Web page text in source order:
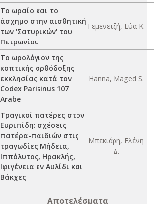
Το ωραίο και το
άσχημο στην αισθητική
των 'Σατυρικών' του
Πετρωνίου
Γεμενετζή, Εύα Κ.
Το ωρολόγιον της
κοπτικής ορθόδοξης
εκκλησίας κατά τον
Codex Parisinus 107
Arabe
Hanna, Maged S.
Τραγικοί πατέρες στον
Ευριπίδη: σχέσεις
πατέρα-παιδιών στις
τραγωδίες Μήδεια,
Ιππόλυτος, Ηρακλής,
Ιφιγένεια εν Αυλίδι και
Βάκχες
Μπεκιάρη, Ελένη
Δ.
Αποτελέσματα